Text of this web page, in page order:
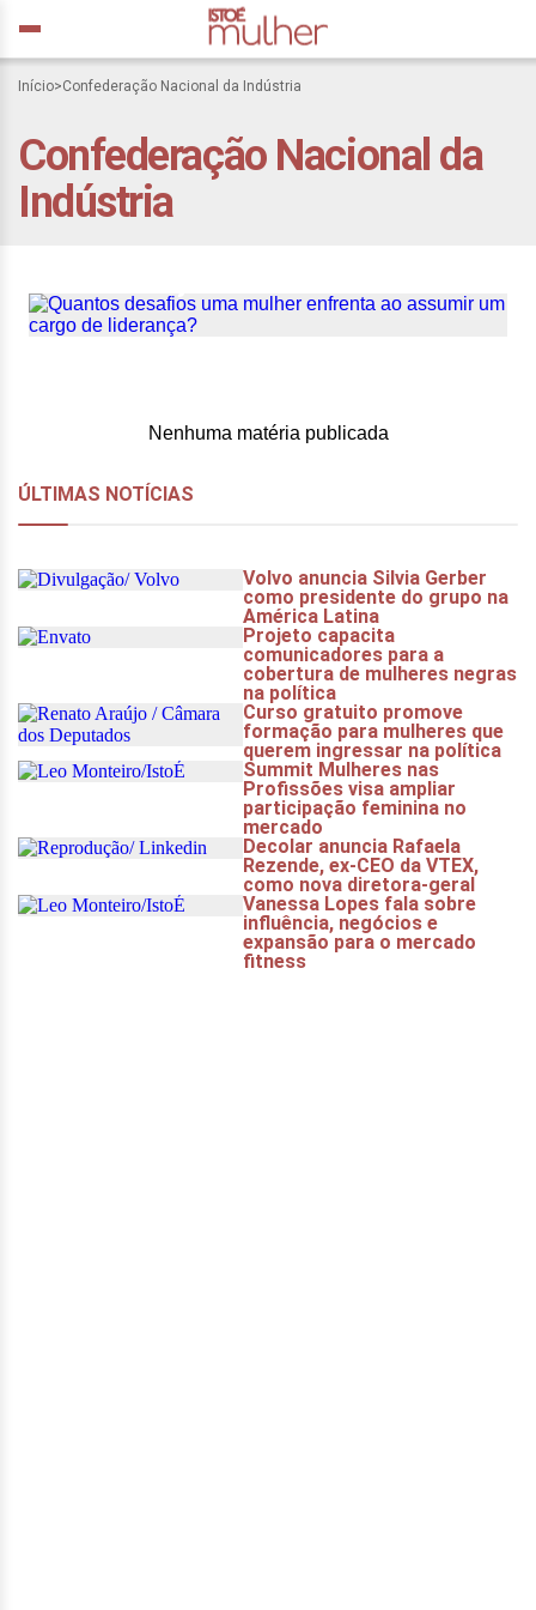
Início>Confederação Nacional da Indústria
Confederação Nacional da
Indústria
Quantos desafios uma
mulher enfrenta ao
Nenhuma matéria publicada